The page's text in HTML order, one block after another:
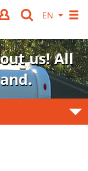
us!All